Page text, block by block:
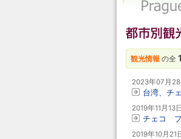
観光情報 の全
2023年07月28
台湾、チ
2019年11月13日
チェコ プ
2019年10月21